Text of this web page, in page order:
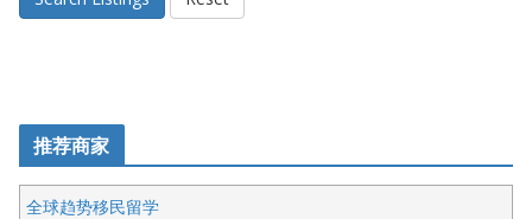
推荐商家
全球趋势移民留学